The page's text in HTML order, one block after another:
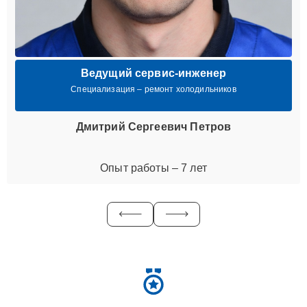
Ведущий сервис-инженер
Специализация – ремонт холодильников
Дмитрий Сергеевич Петров
Опыт работы – 7 лет